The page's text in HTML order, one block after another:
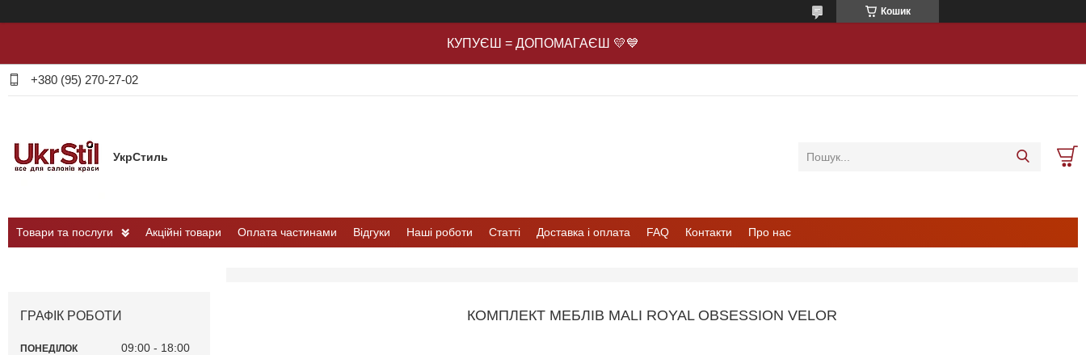
Кошик
КУПУЄШ = ДОПОМАГАЄШ 💛💙
+380 (95) 270-27-02
УкрСтиль
Товари та послуги Акційні товари Оплата частинами Відгуки Наші роботи Статті Доставка і оплата FAQ Контакти Про нас
КОМПЛЕКТ МЕБЛІВ MALI ROYAL OBSESSION VELOR
ГРАФІК РОБОТИ
ПОНЕДІЛОК 09:00 18:00